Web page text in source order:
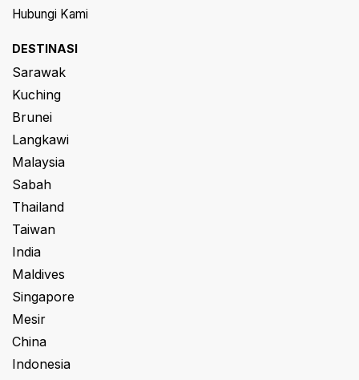
Hubungi Kami
DESTINASI
Sarawak
Kuching
Brunei
Langkawi
Malaysia
Sabah
Thailand
Taiwan
India
Maldives
Singapore
Mesir
China
Indonesia